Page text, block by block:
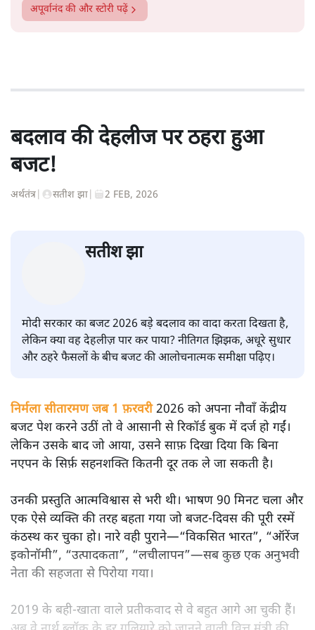
अपूर्वानंदकी और स्टोरी पढ़ें
बदलाव की देहलीज पर ठहरा हुआ
बजट!
अर्थतंत्र सतीश झा 2 FEB, 2026
सतीश झा
मोदी सरकार का बजट 2026 बड़े बदलाव का वादा करता दिखता है,
और ठहरे फैसलों के बीच बजट की आलोचनात्मक समीक्षा पढ़िए।
बजट पेश करने उठीं तो वे आसानी से रिकॉर्ड बुक में दर्ज हो गईं।
लेकिन उसके बाद जो आया, उसने साफ़ दिखा दिया कि बिना